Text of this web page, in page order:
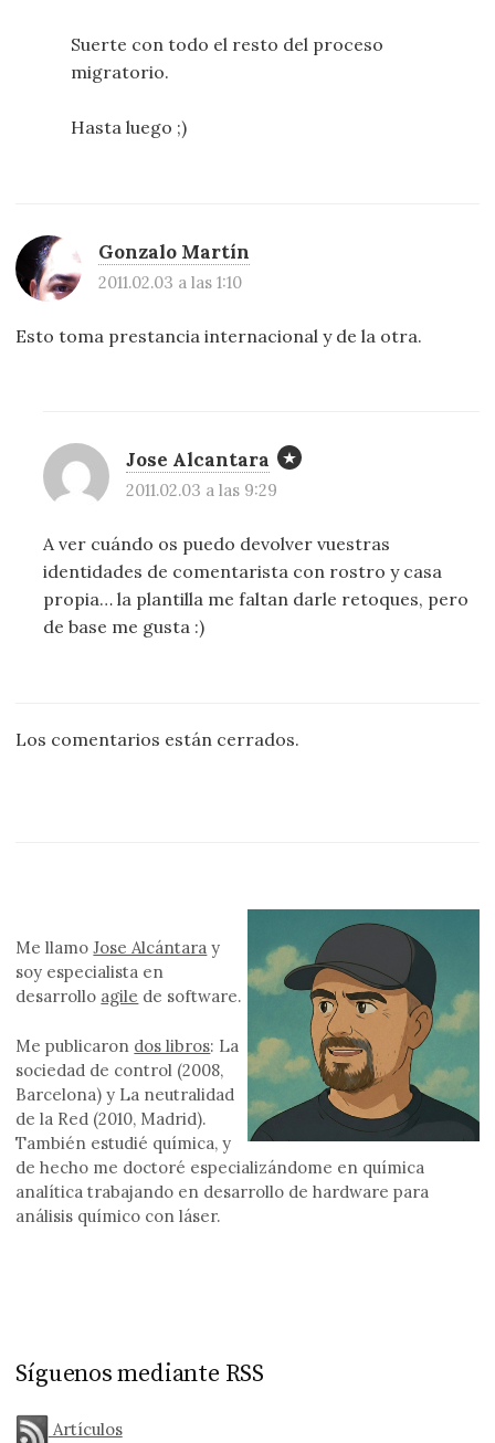
Suerte con todo el resto del proceso
migratorio.
Hasta luego ;)
Gonzalo Martín
2011.02.03 a las 1:10
Esto toma prestancia internacional y de la otra.
Jose Alcantara
2011.02.03 a las 9:29
A ver cuándo os puedo devolver vuestras
identidades de comentarista con rostro y casa
propia… la plantilla me faltan darle retoques, pero
de base me gusta :)
Los comentarios están cerrados.
Me llamoJose Alcántara y
soy especialista en
desarrollo agile de software.
Me publicaron dos libros: La
sociedad de control (2008,
Barcelona) y La neutralidad
de la Red (2010, Madrid).
También estudié química, y
de hecho me doctoré especializándome en química
analítica trabajando en desarrollo de hardware para
análisis químico con láser.
Síguenos mediante RSS
Artículos